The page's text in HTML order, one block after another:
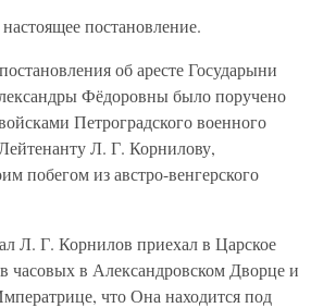
постановление.
об аресте Государыни
Фёдоровны было поручено
Петроградского военного
Л. Г. Корнилову,
побегом из австро-венгерского
Л. Г. Корнилов приехал в Царское
часовых в Александровском Дворце и
что Она находится под